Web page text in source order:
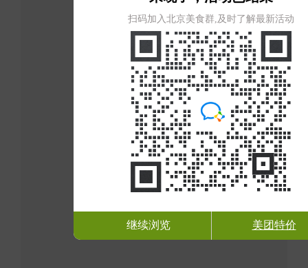
扫码加入北京美食群,及时了解最新活动
继续浏览 美团特价